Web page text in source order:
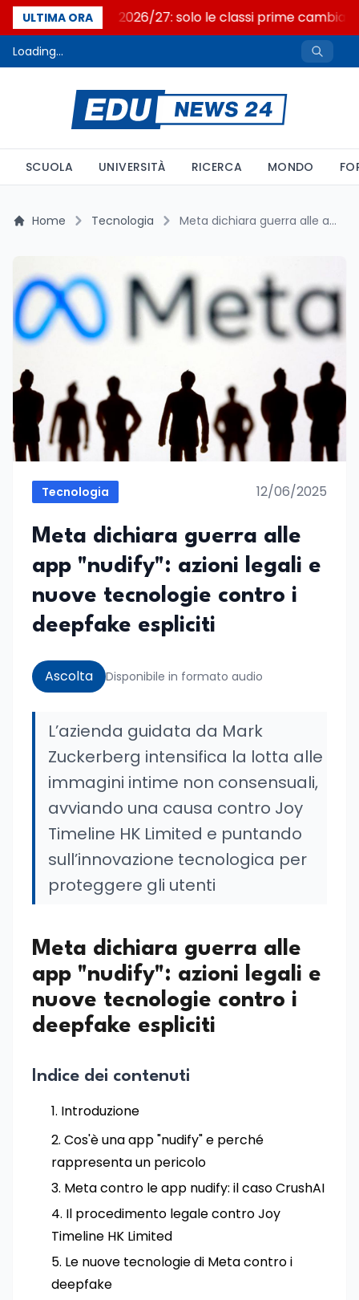
ULTIMA ORA
Nuovo curricolo 2026/27: solo le classi prime
Loading...
SCUOLA UNIVERSITÀ RICERCA MONDO
Home Tecnologia Meta dichiara guerra alle app "nudify": azioni legali e nuove tecnologie contro i deepfake espliciti
Tecnologia 12/06/2025
Meta dichiara guerra alle
app "nudify": azioni legali e
nuove tecnologie contro i
deepfake espliciti
Ascolta Disponibile in formato audio
L’azienda guidata da Mark
Zuckerberg intensifica la lotta alle
immagini intime non consensuali,
avviando una causa contro Joy
Timeline HK Limited e puntando
sull’innovazione tecnologica per
proteggere gli utenti
Meta dichiara guerra alle
app "nudify": azioni legali e
nuove tecnologie contro i
deepfake espliciti
Indice dei contenuti
Introduzione
Cos'è una app "nudify" e perché
rappresenta un pericolo
Meta contro le app nudify: il caso CrushAI
Il procedimento legale contro Joy
Timeline HK Limited
Le nuove tecnologie di Meta contro i
deepfake